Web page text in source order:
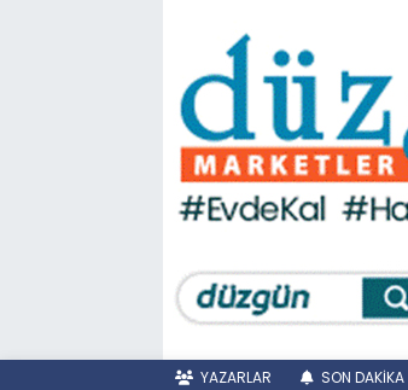
YAZARLAR SON DAKİKA